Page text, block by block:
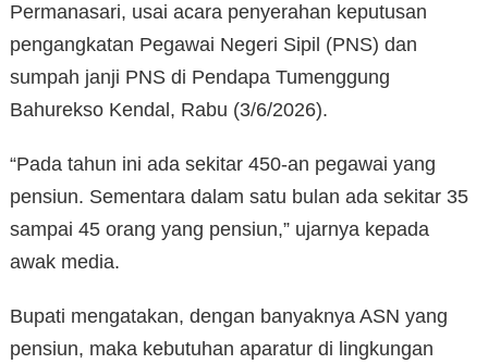
Permanasari, usai acara penyerahan keputusan
pengangkatan Pegawai Negeri Sipil (PNS) dan
sumpah janji PNS di Pendapa Tumenggung
Bahurekso Kendal, Rabu (3/6/2026).
“Pada tahun ini ada sekitar 450-an pegawai yang
pensiun. Sementara dalam satu bulan ada sekitar 35
sampai 45 orang yang pensiun,” ujarnya kepada
awak media.
Bupati mengatakan, dengan banyaknya ASN yang
pensiun, maka kebutuhan aparatur di lingkungan